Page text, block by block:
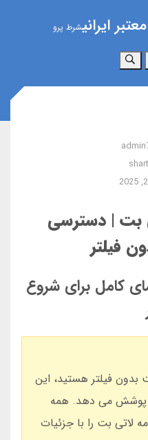
ایرانیشرط پرو
بت | دسترسی
فیلتر
کامل برای شروع
بدون فیلتر هستید، این
را پوشش می دهد. همه
لاتی بت را با جزئیات